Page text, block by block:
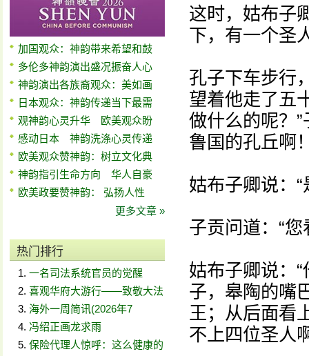
加国观众：神韵带来希望和鼓
多伦多神韵演出盛况振奋人心
神韵演出各族裔观众：美如画
日本观众：神韵传递当下最需
观神韵心灵升华 欧美观众盼
感动日本 神韵洗涤心灵传递
欧美观众赞神韵：树立文化典
神韵指引生命方向 华人自豪
欧美政要赞神韵： 弘扬人性
更多文章 »
热门排行
一名司法系统官员的觉醒
喜观华府大游行——致敬大法
海外一周简讯(2026年7
冯绍正画龙求雨
保险代理人惊呼：这么健康的
这时，姑布子
下，有一个圣
孔子下车步行
望着他走了五
做什么的呢？
鲁国的孔丘啊
姑布子卿说：
子贡问道：“
姑布子卿说：
子，皋陶的嘴
王；从后面看
不上四位圣人